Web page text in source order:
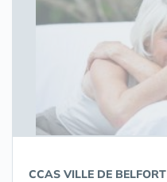
CCAS VILLE DE BELFORT